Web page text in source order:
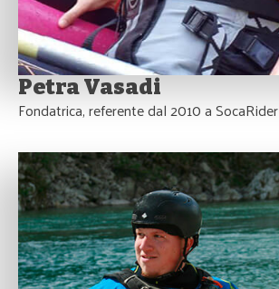
Petra Vasadi
Fondatrica, referente dal 2010 a SocaRider